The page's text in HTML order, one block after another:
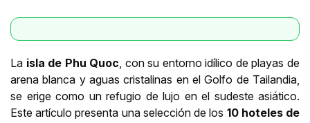
La isla de Phu Quoc, con su entorno idílico de playas de
arena blanca y aguas cristalinas en el Golfo de Tailandia,
se erige como un refugio de lujo en el sudeste asiático.
Este artículo presenta una selección de los 10 hoteles de